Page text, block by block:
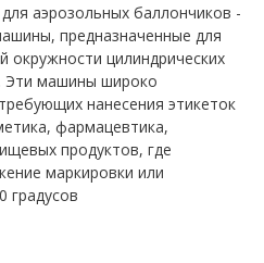
аэрозольных баллончиков -
предназначенные для
окружности цилиндрических
Эти машины широко
нанесения этикеток
фармацевтика,
продуктов, где
маркировки или
градусов